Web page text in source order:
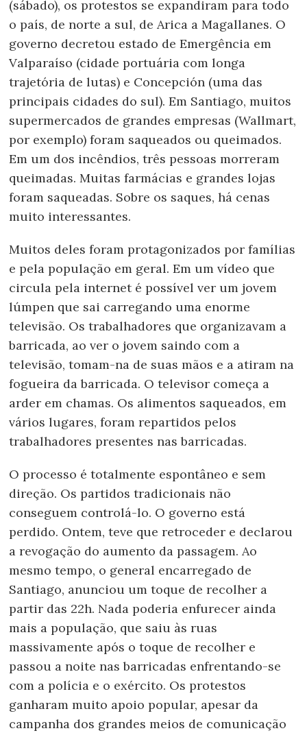
(sábado), os protestos se expandiram para todo
o país, de norte a sul, de Arica a Magallanes. O
governo decretou estado de Emergência em
Valparaíso (cidade portuária com longa
trajetória de lutas) e Concepción (uma das
principais cidades do sul). Em Santiago, muitos
supermercados de grandes empresas (Wallmart,
por exemplo) foram saqueados ou queimados.
Em um dos incêndios, três pessoas morreram
queimadas. Muitas farmácias e grandes lojas
foram saqueadas. Sobre os saques, há cenas
muito interessantes.
Muitos deles foram protagonizados por famílias
e pela população em geral. Em um vídeo que
circula pela internet é possível ver um jovem
lúmpen que sai carregando uma enorme
televisão. Os trabalhadores que organizavam a
barricada, ao ver o jovem saindo com a
televisão, tomam-na de suas mãos e a atiram na
fogueira da barricada. O televisor começa a
arder em chamas. Os alimentos saqueados, em
vários lugares, foram repartidos pelos
trabalhadores presentes nas barricadas.
O processo é totalmente espontâneo e sem
direção. Os partidos tradicionais não
conseguem controlá-lo. O governo está
perdido. Ontem, teve que retroceder e declarou
a revogação do aumento da passagem. Ao
mesmo tempo, o general encarregado de
Santiago, anunciou um toque de recolher a
partir das 22h. Nada poderia enfurecer ainda
mais a população, que saiu às ruas
massivamente após o toque de recolher e
passou a noite nas barricadas enfrentando-se
com a polícia e o exército. Os protestos
ganharam muito apoio popular, apesar da
campanha dos grandes meios de comunicação